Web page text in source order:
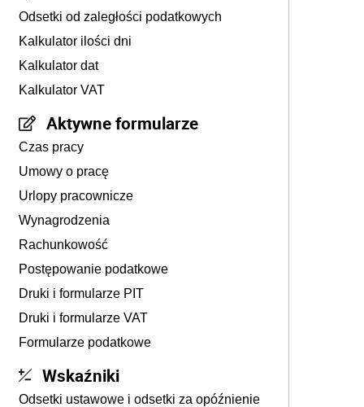
Odsetki od zaległości podatkowych
Kalkulator ilości dni
Kalkulator dat
Kalkulator VAT
Aktywne formularze
Czas pracy
Umowy o pracę
Urlopy pracownicze
Wynagrodzenia
Rachunkowość
Postępowanie podatkowe
Druki i formularze PIT
Druki i formularze VAT
Formularze podatkowe
Wskaźniki
Odsetki ustawowe i odsetki za opóźnienie